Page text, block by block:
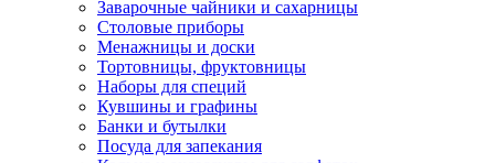
Заварочные чайники и сахарницы
Столовые приборы
Менажницы и доски
Тортовницы, фруктовницы
Наборы для специй
Кувшины и графины
Банки и бутылки
Посуда для запекания